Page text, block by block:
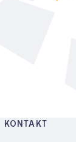
KONTAKT